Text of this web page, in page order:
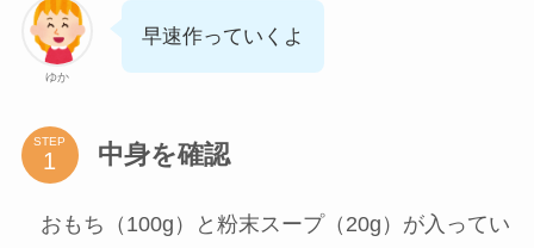
ゆか
早速作っていくよ
STEP 中身を確認
おもち（100g）と粉末スープ（20g）が入ってい